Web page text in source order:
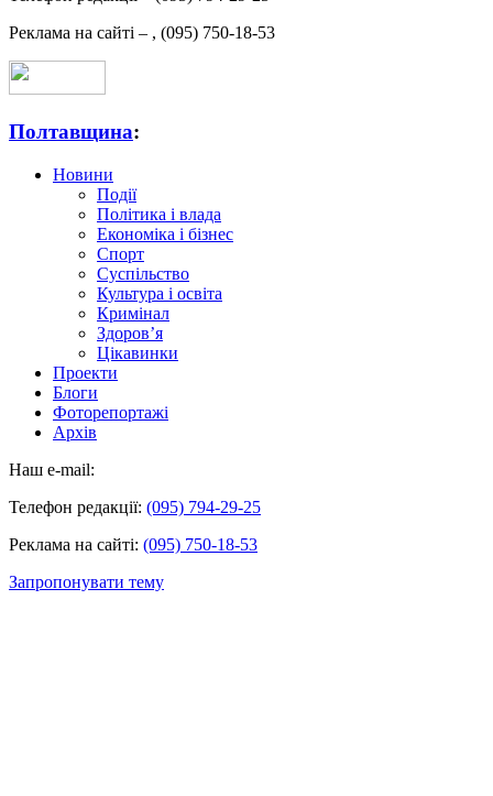
Реклама на сайті – , (095) 750-18-53
Полтавщина:
Новини
Події
Політика і влада
Економіка і бізнес
Спорт
Суспільство
Культура і освіта
Кримінал
Здоров’я
Цікавинки
Проекти
Блоги
Фоторепортажі
Архів
Наш e-mail:
Телефон редакції: (095) 794-29-25
Реклама на сайті: (095) 750-18-53
Запропонувати тему